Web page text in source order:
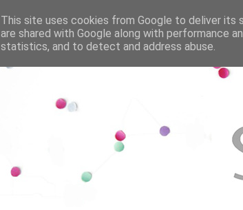
This site uses cookies from Google to deliver its
are shared with Google along with performance
statistics, and to detect and address abuse.